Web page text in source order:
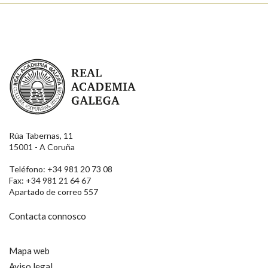
Real Academia Galega
Rúa Tabernas, 11
15001 - A Coruña
Teléfono: +34 981 20 73 08
Fax: +34 981 21 64 67
Apartado de correo 557
Contacta connosco
Mapa web